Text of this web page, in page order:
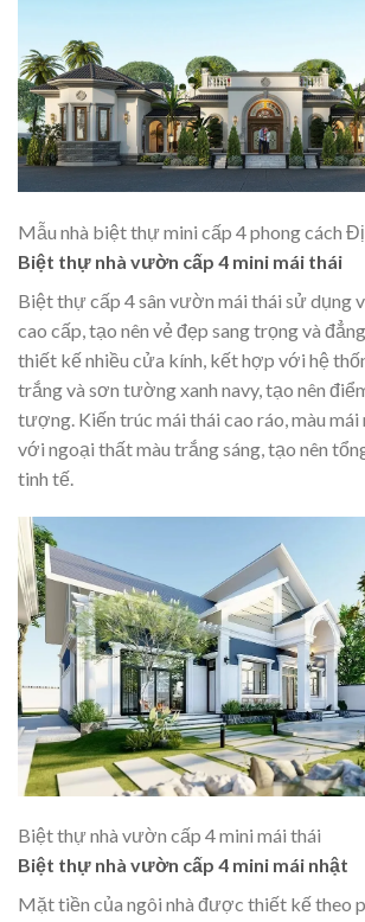
Mẫu nhà biệt thự mini cấp 4 phong cách
Biệt thự nhà vườn cấp 4 mini mái thái
Biệt thự cấp 4 sân vườn mái thái sử dụng
cao cấp, tạo nên vẻ đẹp sang trọng và
thiết kế nhiều cửa kính, kết hợp với hệ
trắng và sơn tường xanh navy, tạo nên
tượng. Kiến trúc mái thái cao ráo, màu mái
với ngoại thất màu trắng sáng, tạo nên
tinh tế.
Biệt thự nhà vườn cấp 4 mini mái thái
Biệt thự nhà vườn cấp 4 mini mái nhật
Mặt tiền của ngôi nhà được thiết kế theo